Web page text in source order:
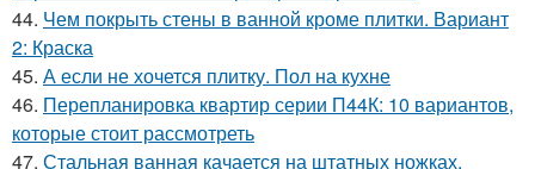
44. Чем покрыть стены в ванной кроме плитки. Вариант
2: Краска
45. А если не хочется плитку. Пол на кухне
46. Перепланировка квартир серии П44К: 10 вариантов,
которые стоит рассмотреть
47. Стальная ванная качается на штатных ножках.